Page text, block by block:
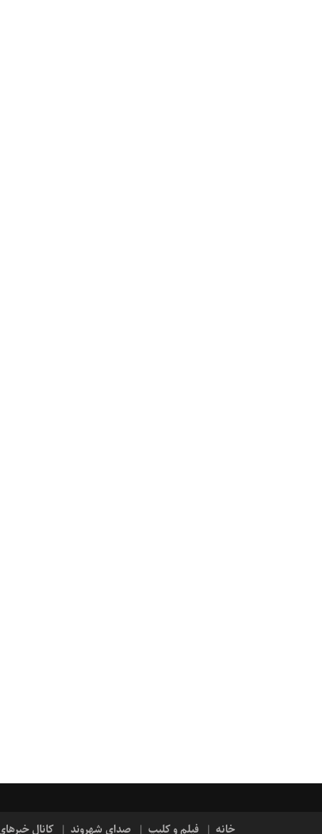
خانه فیلم و کلیپ صدای شهروند کانال